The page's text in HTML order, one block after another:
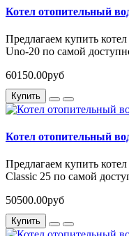
Котел отопительный
Предлагаем купить
Uno-20 по самой
60150.00руб
Купить
Котел отопительный
Предлагаем купить
Classic 25 по самой
50500.00руб
Купить